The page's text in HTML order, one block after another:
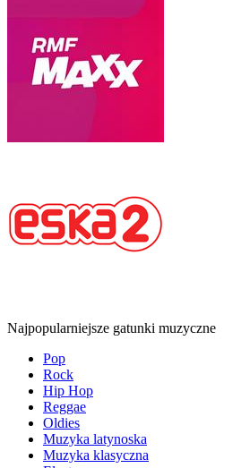
Najpopularniejsze gatunki muzyczne
Pop
Rock
Hip Hop
Reggae
Oldies
Muzyka latynoska
Muzyka klasyczna